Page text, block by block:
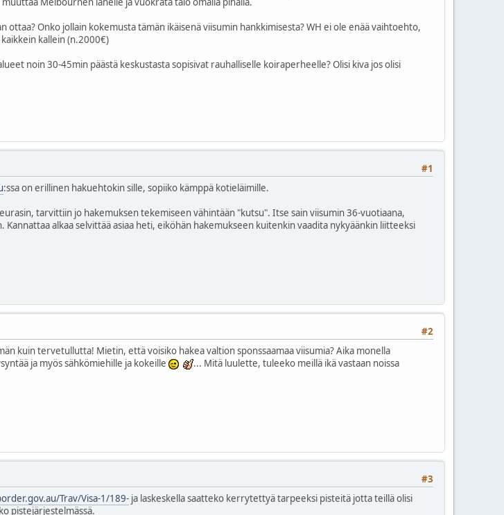
ottaa? Onko jollain kokemusta tämän ikäisenä viisumin hankkimisesta? WH ei ole enää vaihtoehto,
kallein (n.2000€)
noin 30-45min päästä keskustasta sopisivat rauhalliselle koiraperheelle? Olisi kiva jos olisi
#1
:ssa on erillinen hakuehtokin sille, sopiiko kämppä kotieläimille.
tarvittiin jo hakemuksen tekemiseen vähintään "kutsu". Itse sain viisumin 36-vuotiaana,
alkaa selvittää asiaa heti, eiköhän hakemukseen kuitenkin vaadita nykyäänkin liitteeksi
#2
kuin tervetullutta! Mietin, että voisiko hakea valtion sponssaamaa viisumia? Aika monella
ja myös sähkömiehille ja kokeille
... Mitä luulette, tuleeko meillä ikä vastaan noissa
#3
Trav/Visa-1/189- ja laskeskella saatteko kerrytettyä tarpeeksi pisteitä jotta teillä olisi
pistejärjestelmässä.